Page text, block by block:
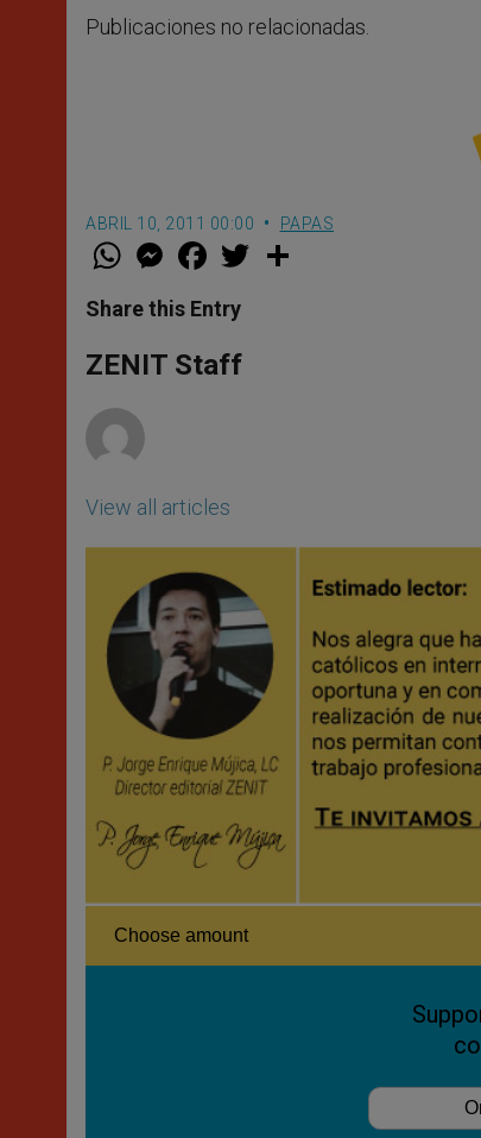
Publicaciones no relacionadas.
ABRIL 10, 2011 00:00 PAPAS
W
t
s
p
p
M
e
s
e
g
e
F
a
e
b
o
k
w
Share this Entry
ZENIT Staff
View all articles